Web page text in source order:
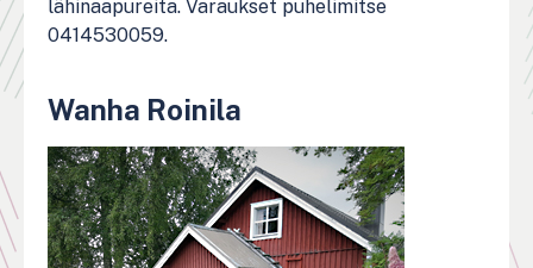
lähinaapureita. Varaukset puhelimitse
0414530059.
Wanha Roinila